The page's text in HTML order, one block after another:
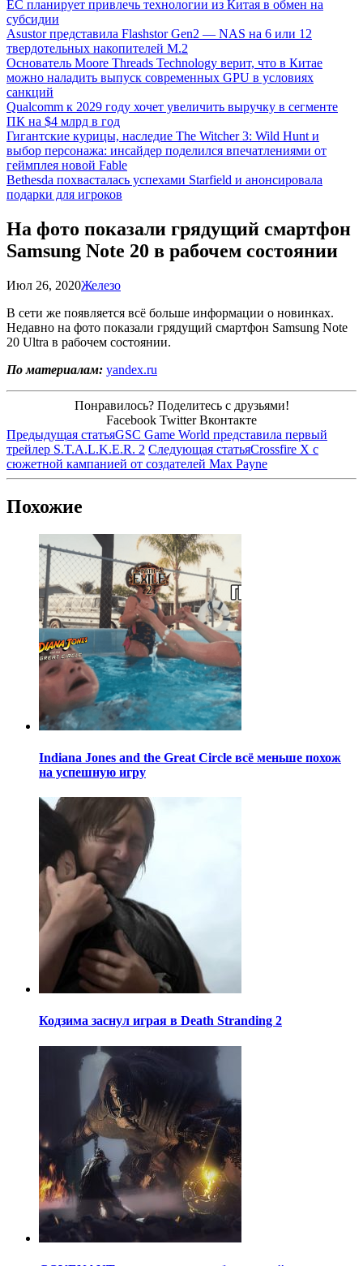
ЕС планирует привлечь технологии из Китая в обмен на
субсидии
Asustor представила Flashstor Gen2 — NAS на 6 или 12
твердотельных накопителей M.2
Основатель Moore Threads Technology верит, что в Китае
можно наладить выпуск современных GPU в условиях
санкций
Qualcomm к 2029 году хочет увеличить выручку в сегменте
ПК на $4 млрд в год
Гигантские курицы, наследие The Witcher 3: Wild Hunt и
выбор персонажа: инсайдер поделился впечатлениями от
геймплея новой Fable
Bethesda похвасталась успехами Starfield и анонсировала
подарки для игроков
На фото показали грядущий смартфон
Samsung Note 20 в рабочем состоянии
Июл 26, 2020Железо
В сети же появляется всё больше информации о новинках.
Недавно на фото показали грядущий смартфон Samsung Note
20 Ultra в рабочем состоянии.
По материалам: yandex.ru
Понравилось? Поделитесь с друзьями!
Facebook Twitter Вконтакте
Предыдущая статьяGSC Game World представила первый
трейлер S.T.A.L.K.E.R. 2 Следующая статьяCrossfire X с
сюжетной кампанией от создателей Max Payne
Похожие
Indiana Jones and the Great Circle всё меньше похож
на успешную игру
Кодзима заснул играя в Death Stranding 2